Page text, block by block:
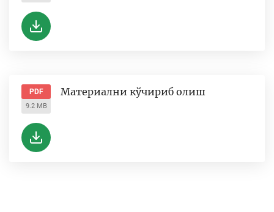
PDF
9.2 MB
Материални кўчириб олиш